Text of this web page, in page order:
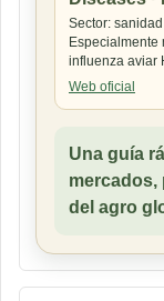
Sector:
Especialmente
influenza aviar
Web oficial
Una guía
mercados,
del agro